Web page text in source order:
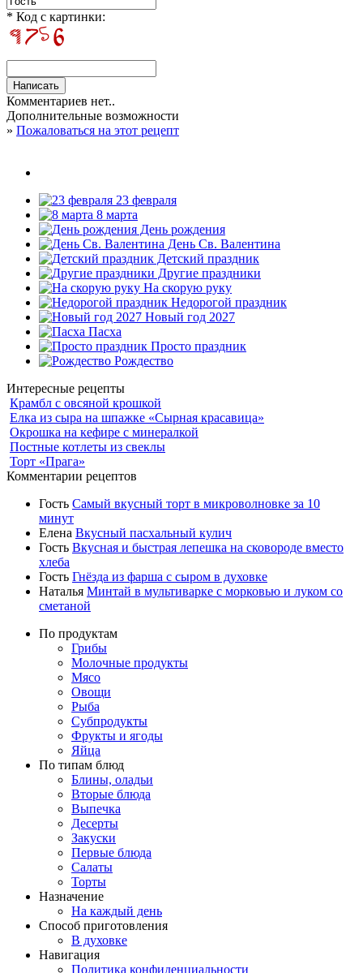
* Код с картинки:
Комментариев нет..
Дополнительные возможности
» Пожаловаться на этот рецепт
23 февраля
8 марта
День рождения
День Св. Валентина
Детский праздник
Другие праздники
На скорую руку
Недорогой праздник
Новый год 2027
Пасха
Просто праздник
Рождество
Интересные рецепты
Крамбл с овсяной крошкой
Елка из сыра на шпажке «Сырная красавица»
Окрошка на кефире с минералкой
Постные котлеты из свеклы
Торт «Прага»
Комментарии рецептов
Гость Самый вкусный торт в микроволновке за 10
минут
Елена Вкусный пасхальный кулич
Гость Вкусная и быстрая лепешка на сковороде вместо
хлеба
Гость Гнёзда из фарша с сыром в духовке
Наталья Минтай в мультиварке с морковью и луком со
сметаной
По продуктам
Грибы
Молочные продукты
Мясо
Овощи
Рыба
Субпродукты
Фрукты и ягоды
Яйца
По типам блюд
Блины, оладьи
Вторые блюда
Выпечка
Десерты
Закуски
Первые блюда
Салаты
Торты
Назначение
На каждый день
Способ приготовления
В духовке
Навигация
Политика конфиденциальности